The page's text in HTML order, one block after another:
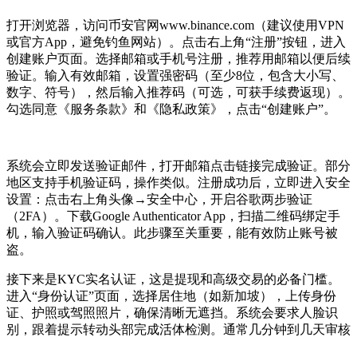
打开浏览器，访问币安官网www.binance.com（建议使用VPN
或官方App，避免钓鱼网站）。点击右上角“注册”按钮，进入
创建账户页面。选择邮箱或手机号注册，推荐用邮箱以便后续
验证。输入有效邮箱，设置强密码（至少8位，包含大小写、
数字、符号），然后输入推荐码（可选，可获手续费返现）。
勾选同意《服务条款》和《隐私政策》，点击“创建账户”。
系统会立即发送验证邮件，打开邮箱点击链接完成验证。部分
地区支持手机验证码，操作类似。注册成功后，立即进入安全
设置：点击右上角头像→安全中心，开启谷歌两步验证
（2FA）。下载Google Authenticator App，扫描二维码绑定手
机，输入验证码确认。此步骤至关重要，能有效防止账号被
盗。
接下来是KYC实名认证，这是提现和高级交易的必备门槛。
进入“身份认证”页面，选择居住地（如新加坡），上传身份
证、护照或驾照照片，确保清晰无遮挡。系统会要求人脸识
别，跟着提示转动头部完成活体检测。通常几分钟到几天审核